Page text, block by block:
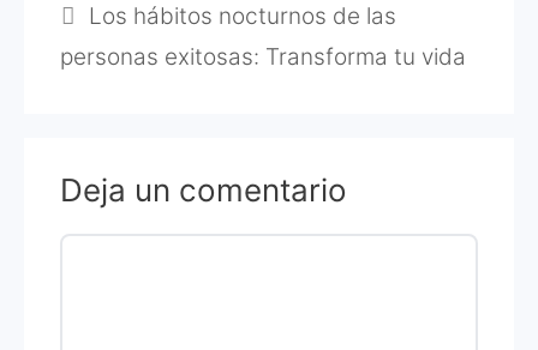
Los hábitos nocturnos de las
personas exitosas: Transforma tu vida
Deja un comentario